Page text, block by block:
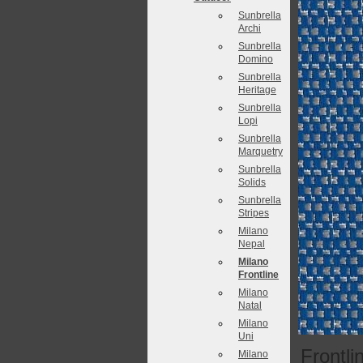
Sunbrella
Archi
Sunbrella
Domino
Sunbrella
Heritage
Sunbrella
Lopi
Sunbrella
Marquetry
Sunbrella
Solids
Sunbrella
Stripes
Milano
Nepal
Milano
Frontline
Milano
Natal
Milano
Uni
Milano